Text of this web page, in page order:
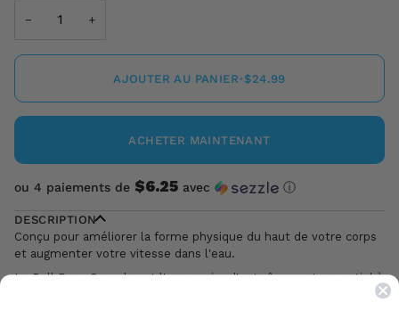
− +
AJOUTER AU PANIER•$24.99
ACHETER MAINTENANT
ou 4 paiements de $6.25 avec ⓘ
DESCRIPTION
Conçu pour améliorer la forme physique du haut de votre corps
et augmenter votre vitesse dans l'eau.
Le Pull Buoy Speedo est l'accessoire d'entraînement essentiel à
tous les nageurs, il sépare le haut du corps pour vous permettre